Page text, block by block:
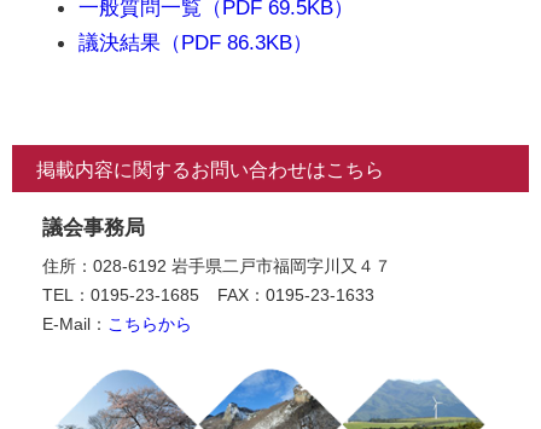
一般質問一覧（PDF 69.5KB）
議決結果（PDF 86.3KB）
掲載内容に関するお問い合わせはこちら
議会事務局
住所：028-6192 岩手県二戸市福岡字川又４７
TEL：0195-23-1685
FAX：0195-23-1633
E-Mail： こちらから